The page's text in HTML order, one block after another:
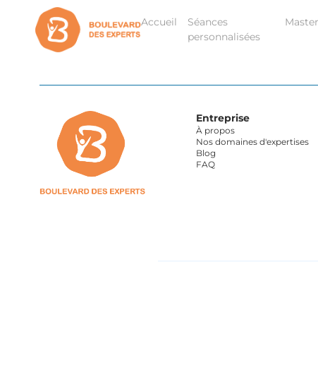
Accueil
Séances
personnalisées
Entreprise
À propos
Nos domaines d'expertises
Blog
FAQ